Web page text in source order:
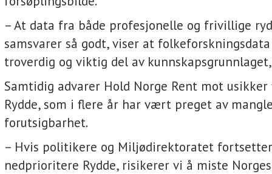
– At data fra både profesjonelle og frivillige
samsvarer så godt, viser at
troverdig og viktig del av
Samtidig advarer Hold Norge Rent mot
Rydde, som i flere år har vært preget av
forutsigbarhet.
– Hvis politikere og Miljødirektoratet
nedprioritere Rydde, risikerer vi å miste